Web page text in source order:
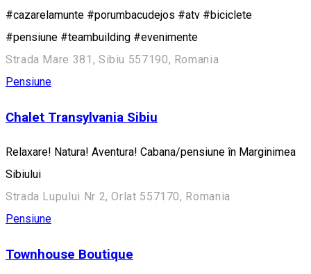
#cazarelamunte #porumbacudejos #atv #biciclete
#pensiune #teambuilding #evenimente
Strada Mare 381, Sibiu 557190, Romania
Pensiune
Chalet Transylvania Sibiu
Relaxare! Natura! Aventura! Cabana/pensiune în Marginimea
Sibiului
Strada Lupului Nr 2, Orlat 557170, Romania
Pensiune
Townhouse Boutique